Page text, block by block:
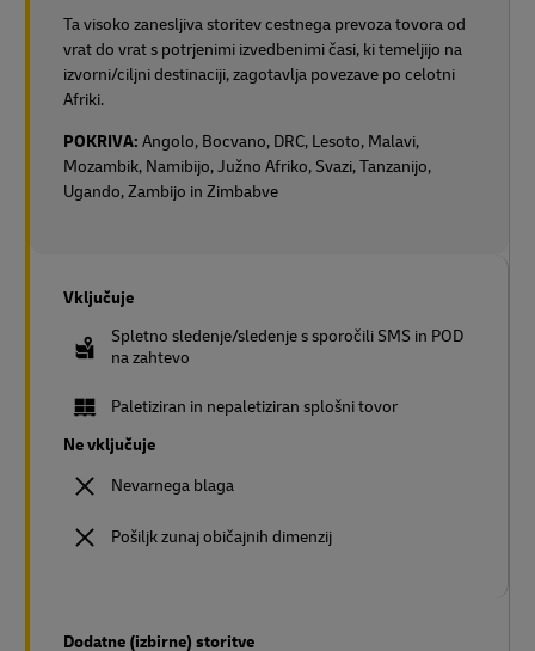
Ta visoko zanesljiva storitev cestnega prevoza tovora od
vrat do vrat s potrjenimi izvedbenimi časi, ki temeljijo na
izvorni/ciljni destinaciji, zagotavlja povezave po celotni
Afriki.
POKRIVA: Angolo, Bocvano, DRC, Lesoto, Malavi,
Mozambik, Namibijo, Južno Afriko, Svazi, Tanzanijo,
Ugando, Zambijo in Zimbabve
Vključuje
Spletno sledenje/sledenje s sporočili SMS in POD
na zahtevo
Paletiziran in nepaletiziran splošni tovor
Ne vključuje
Nevarnega blaga
Pošiljk zunaj običajnih dimenzij
Dodatne (izbirne) storitve